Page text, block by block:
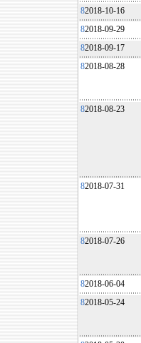
82018-10-16
82018-09-29
82018-09-17
82018-08-28
82018-08-23
82018-07-31
82018-07-26
82018-06-04
82018-05-24